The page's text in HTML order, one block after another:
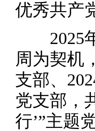
优秀共产
2025
周为契机
支部、
党支部，
行’”主题